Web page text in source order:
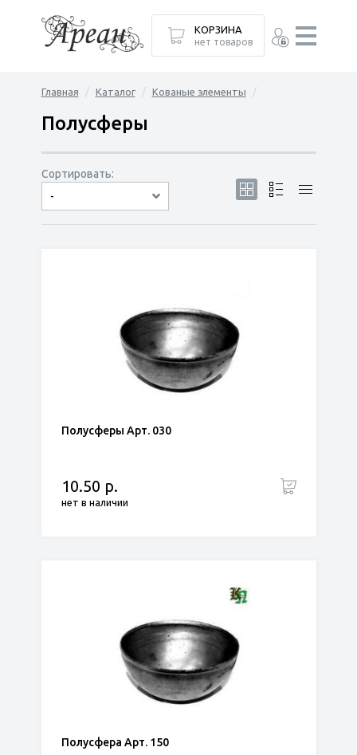
Главная Каталог Кованые элементы
Полусферы
Сортировать:
-
по популярности
сначала дешёвые
сначала дорогие
Полусферы Арт. 030
10.50 р.
нет в наличии
Полусфера Арт. 150
КОРЗИНА
нет товаров